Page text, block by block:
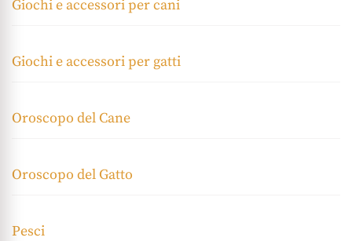
Giochi e accessori per cani
Giochi e accessori per gatti
Oroscopo del Cane
Oroscopo del Gatto
Pesci